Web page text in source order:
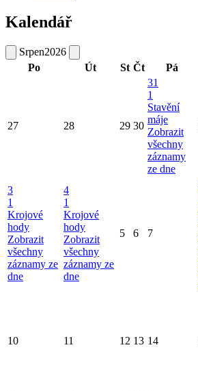
Kalendář
Srpen2026
Po
Út St Čt Pá
27 28 29 30
31
1
Stavění
máje
Zobrazit
všechny
záznamy
ze dne
3
1
Krojové
hody
Zobrazit
všechny
záznamy ze
dne
4
1
Krojové
hody
Zobrazit
všechny
záznamy ze
dne
5 6 7
10 11 12 13 14